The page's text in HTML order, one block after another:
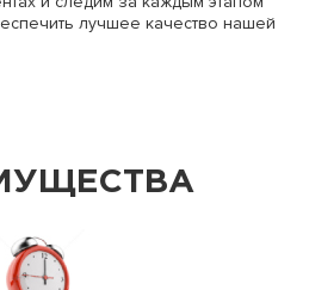
лучшее качество нашей